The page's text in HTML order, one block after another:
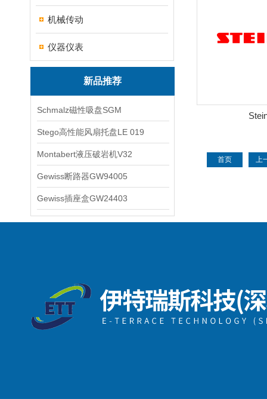
机械传动
仪器仪表
新品推荐
Schmalz磁性吸盘SGM
Stego高性能风扇托盘LE 019
Montabert液压破岩机V32
Gewiss断路器GW94005
Gewiss插座盒GW24403
首页
上